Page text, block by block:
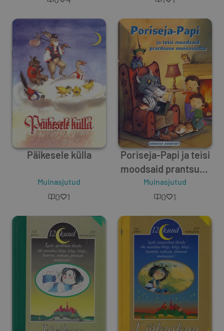
Päikesele külla
Muinasjutud
0 1
Poriseja-Papi ja teisi
moodsaid prantsuse
muinasjutte
Muinasjutud
0 1